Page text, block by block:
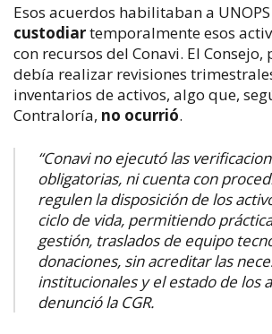
Esos acuerdos habilitaban a
custodiartemporalmente esos
con recursos del Conavi. El Consejo,
debía realizar revisiones
inventarios de activos, algo que,
Contraloría, no ocurrió.
“Conavi no ejecutó las
obligatorias, ni cuenta con
regulen la disposición de los
ciclo de vida, permitiendo
gestión, traslados de equipo
donaciones, sin acreditar las
institucionales y el estado de los
denunció la CGR.